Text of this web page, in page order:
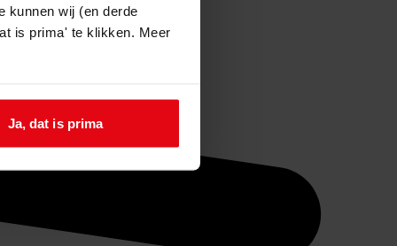
kunnen wij (en derde
is prima' te klikken. Meer
Ja, dat is prima